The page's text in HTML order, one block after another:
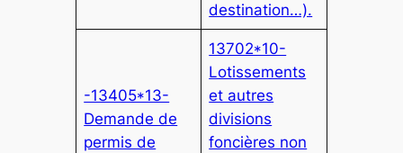
destination…).
-13405*13-
Demande de
permis de
13702*10-
Lotissements
et autres
divisions
foncières non